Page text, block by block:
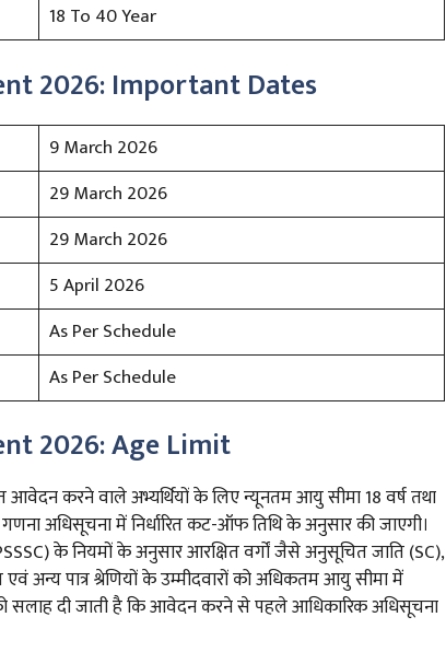
18 To 40 Year
2026: Important Dates
9 March 2026
29 March 2026
29 March 2026
5 April 2026
As Per Schedule
As Per Schedule
2026: Age Limit
करने वाले अभ्यर्थियों के लिए न्यूनतम आयु सीमा 18 वर्ष तथा
अधिसूचना में निर्धारित कट-ऑफ तिथि के अनुसार की जाएगी।
के नियमों के अनुसार आरक्षित वर्गों जैसे अनुसूचित जाति (SC),
अन्य पात्र श्रेणियों के उम्मीदवारों को अधिकतम आयु सीमा में
को सलाह दी जाती है कि आवेदन करने से पहले आधिकारिक अधिसूचना